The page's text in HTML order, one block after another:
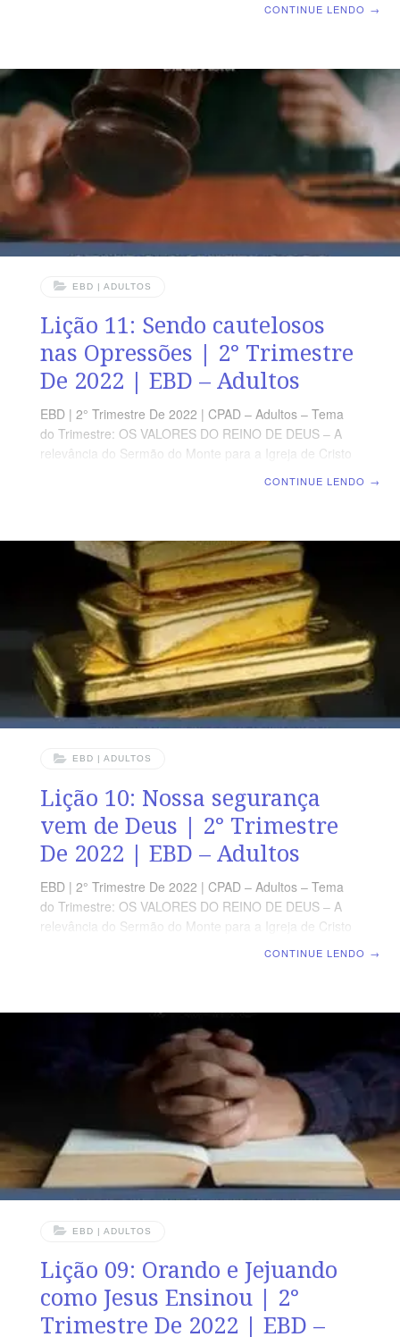
aos que lhe pedirem?” (Mt 7.11) VERDADE PRÁTICA
Deus é um Pai amoroso que concede aos seus filhos
aquilo que realmente é bom para
CONTINUE LENDO →
EBD | ADULTOS
Lição 11: Sendo cautelosos
nas Opressões | 2° Trimestre
De 2022 | EBD – Adultos
EBD | 2° Trimestre De 2022 | CPAD – Adultos – Tema
do Trimestre: OS VALORES DO REINO DE DEUS – A
relevância do Sermão do Monte para a Igreja de Cristo
julgamos as pessoas, nos colocamos em uma posição
que não compete a nós, seres imperfeitos e falhos.
LEITURA DIÁRIA Segunda – Mc 4.24 Cuidado com a
medida que você julga o outroTerça – Lc 6.37
CONTINUE LENDO →
EBD | ADULTOS
Lição 10: Nossa segurança
vem de Deus | 2° Trimestre
De 2022 | EBD – Adultos
EBD | 2° Trimestre De 2022 | CPAD – Adultos – Tema
do Trimestre: OS VALORES DO REINO DE DEUS – A
relevância do Sermão do Monte para a Igreja de Cristo
(Lc 12.15) VERDADE PRÁTICA Não podemos colocar a
nossa esperança nas riquezas deste mundo, mas sim
em Deus. LEITURA DIÁRIA Segunda – Mt 6.21 Onde
está o vosso coração?Terça
CONTINUE LENDO →
EBD | ADULTOS
Lição 09: Orando e Jejuando
como Jesus Ensinou | 2°
Trimestre De 2022 | EBD –